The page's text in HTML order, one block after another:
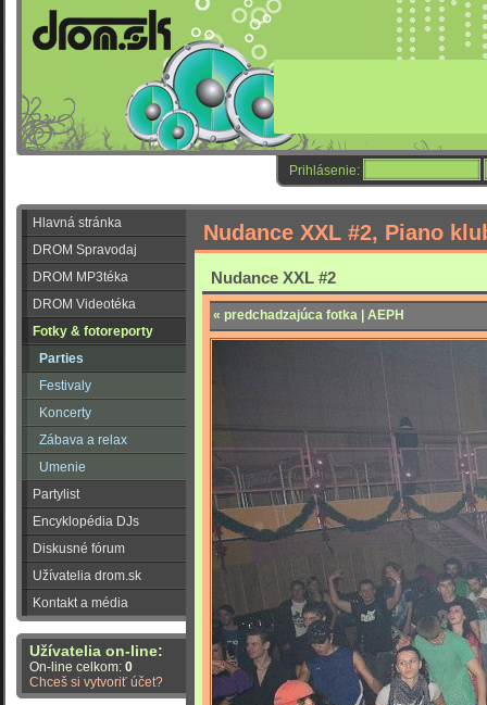
Prihlásenie:
Hlavná stránka
DROM Spravodaj
DROM MP3téka
DROM Videotéka
Fotky & fotoreporty
Parties
Festivaly
Koncerty
Zábava a relax
Umenie
Partylist
Encyklopédia DJs
Diskusné fórum
Užívatelia drom.sk
Kontakt a média
Užívatelia on-line:
On-line celkom: 0
Chceš si vytvoriť účet?
Nudance XXL #2, Piano
Nudance XXL #2
« predchadzajúca fotka | AEPH